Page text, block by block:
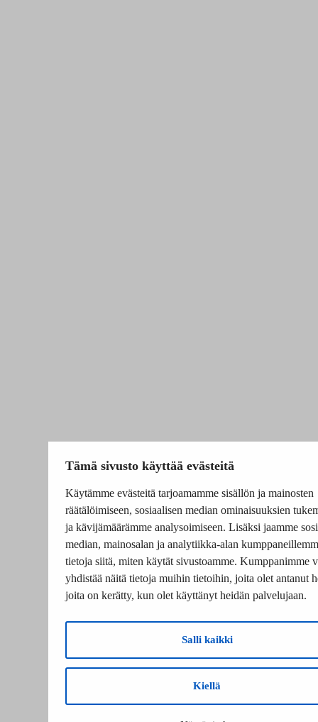
Tämä sivusto käyttää evästeitä
Käytämme evästeitä tarjoamamme sisällön ja mainosten
räätälöimiseen, sosiaalisen median ominaisuuksien
ja kävijämäärämme analysoimiseen. Lisäksi jaamme
median, mainosalan ja analytiikka-alan
tietoja siitä, miten käytät sivustoamme. Kumppanimme
yhdistää näitä tietoja muihin tietoihin, joita olet antanut
joita on kerätty, kun olet käyttänyt heidän palvelujaan.
Salli kaikki
Kiellä